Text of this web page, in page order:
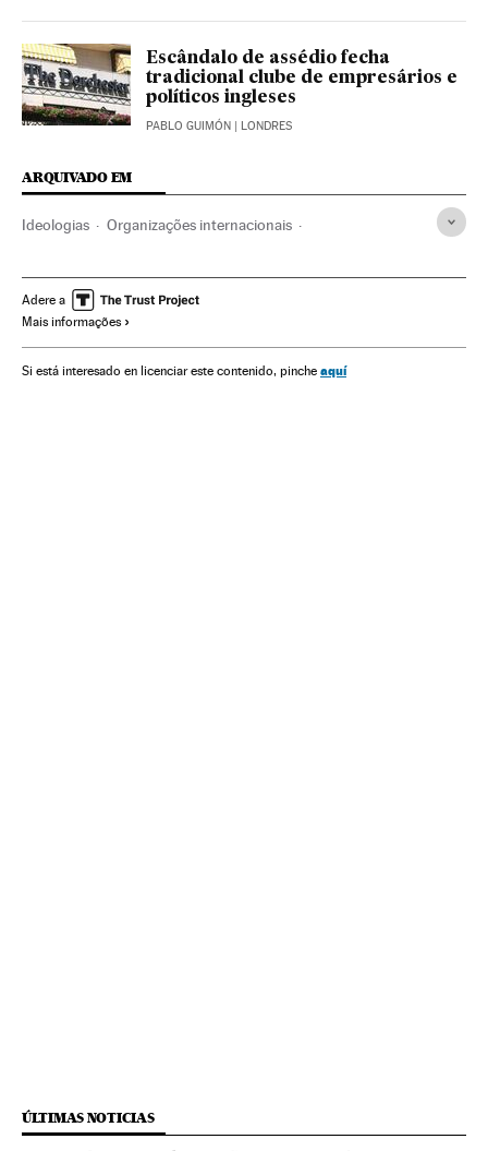
Escândalo de assédio fecha
tradicional clube de empresários e
políticos ingleses
PABLO GUIMÓN | LONDRES
ARQUIVADO EM
Ideologias Organizações internacionais
Euroceticismo Eleições europeias
Unión política europea
Eleições La República en marcha França
Adere a
Mais informações
Si está interesado en licenciar este contenido, pinche aquí
ÚLTIMAS NOTICIAS